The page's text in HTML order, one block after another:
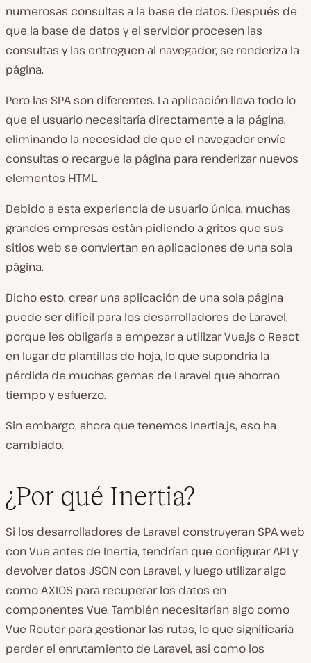
numerosas consultas a la base de datos. Después de
que la base de datos y el servidor procesen las
consultas y las entreguen al navegador, se renderiza la
página.
Pero las SPA son diferentes. La aplicación lleva todo lo
que el usuario necesitaría directamente a la página,
eliminando la necesidad de que el navegador envíe
consultas o recargue la página para renderizar nuevos
elementos HTML.
Debido a esta experiencia de usuario única, muchas
grandes empresas están pidiendo a gritos que sus
sitios web se conviertan en aplicaciones de una sola
página.
Dicho esto, crear una aplicación de una sola página
puede ser difícil para los desarrolladores de Laravel,
porque les obligaría a empezar a utilizar Vue.js o React
en lugar de plantillas de hoja, lo que supondría la
pérdida de muchas gemas de Laravel que ahorran
tiempo y esfuerzo.
Sin embargo, ahora que tenemos Inertia.js, eso ha
cambiado.
¿Por qué Inertia?
Si los desarrolladores de Laravel construyeran SPA web
con Vue antes de Inertia, tendrían que configurar API y
devolver datos JSON con Laravel, y luego utilizar algo
como AXIOS para recuperar los datos en
componentes Vue. También necesitarían algo como
Vue Router para gestionar las rutas, lo que significaría
perder el enrutamiento de Laravel, así como los